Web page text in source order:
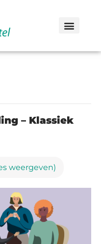
– Klassiek
weergeven)